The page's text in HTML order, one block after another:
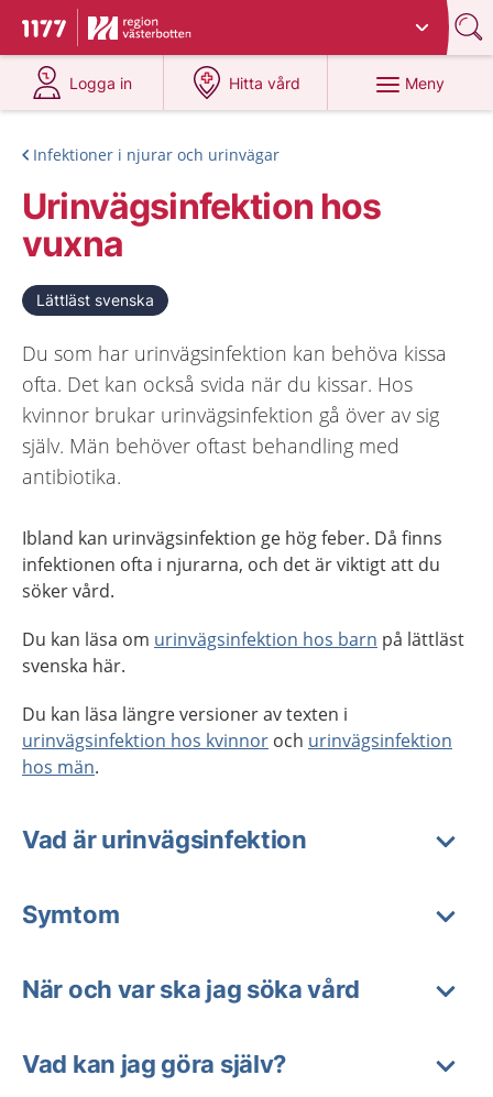
Till startsidan för 1177
Du har valt region
Logga in
på 1177.se
Hitta vård
på 1177.se
Meny
Infektioner i njurar och urinvägar
Urinvägsinfektion hos
vuxna
Lättläst svenska
Du som har urinvägsinfektion kan behöva kissa
ofta. Det kan också svida när du kissar. Hos
kvinnor brukar urinvägsinfektion gå över av sig
själv. Män behöver oftast behandling med
antibiotika.
Ibland kan urinvägsinfektion ge hög feber. Då finns
infektionen ofta i njurarna, och det är viktigt att du
söker vård.
Du kan läsa om urinvägsinfektion hos barn på lättläst
svenska här.
Du kan läsa längre versioner av texten i
urinvägsinfektion hos kvinnor och urinvägsinfektion
hos män.
Vad är urinvägsinfektion
Symtom
När och var ska jag söka vård
Vad kan jag göra själv?